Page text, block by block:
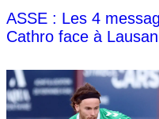
ASSE : Les 4
Cathro face à